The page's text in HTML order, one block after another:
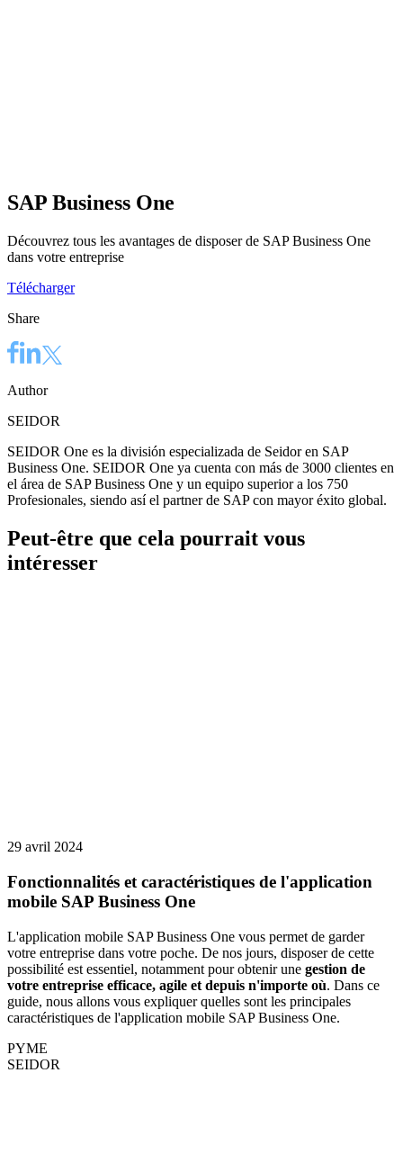
SAP Business One
Découvrez tous les avantages de disposer de SAP Business One
dans votre entreprise
Télécharger
Share
Author
SEIDOR
SEIDOR One es la división especializada de Seidor en SAP
Business One. SEIDOR One ya cuenta con más de 3000 clientes en
el área de SAP Business One y un equipo superior a los 750
Profesionales, siendo así el partner de SAP con mayor éxito global.
Peut-être que cela pourrait vous
intéresser
29 avril 2024
Fonctionnalités et caractéristiques de l'application
mobile SAP Business One
L'application mobile SAP Business One vous permet de garder
votre entreprise dans votre poche. De nos jours, disposer de cette
possibilité est essentiel, notamment pour obtenir une gestion de
votre entreprise efficace, agile et depuis n'importe où. Dans ce
guide, nous allons vous expliquer quelles sont les principales
caractéristiques de l'application mobile SAP Business One.
PYME
SEIDOR